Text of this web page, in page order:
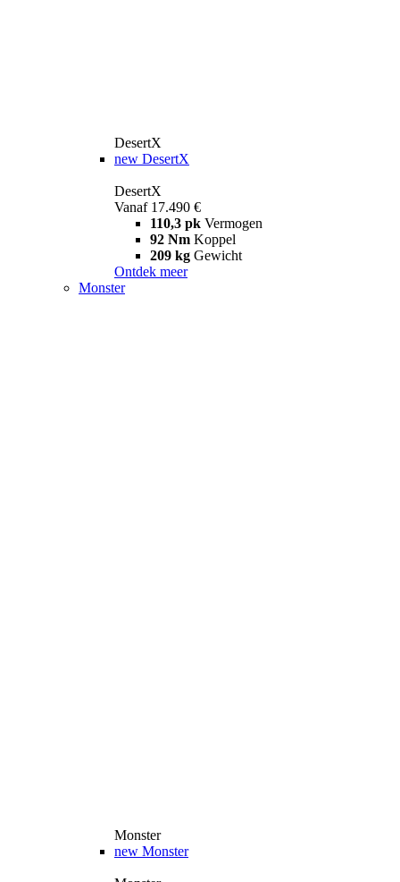
DesertX
new DesertX
DesertX
Vanaf 17.490 €
110,3 pk Vermogen
92 Nm Koppel
209 kg Gewicht
Ontdek meer
Monster
Monster
new Monster